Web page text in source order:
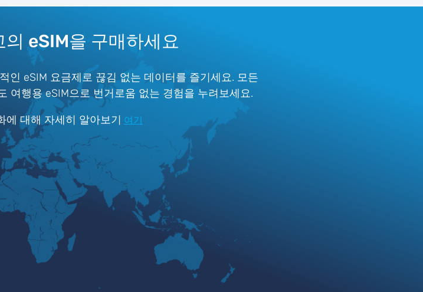
eSIM을 구매하세요
인 eSIM 요금제로 끊김 없는 데이터를 즐기세요. 모든
여행용 eSIM으로 번거로움 없는 경험을 누려보세요.
에 대해 자세히 알아보기 여기